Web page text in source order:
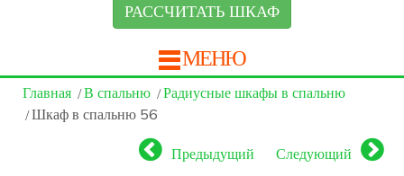
РАССЧИТАТЬ ШКАФ
МЕНЮ
Главная В спальню
Радиусные шкафы в спальню
Шкаф в спальню 56
Предыдущий Следующий